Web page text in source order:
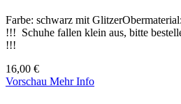
Farbe: schwarz mit
!!! Schuhe fallen klein aus, bitte
!!!
16,00 €
Vorschau Mehr Info